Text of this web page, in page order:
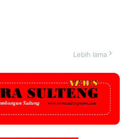
Lebih lama